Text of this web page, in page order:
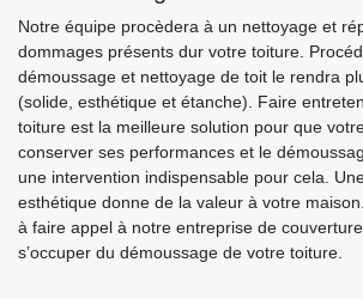
Notre équipe procèdera à un nettoyage et
dommages présents dur votre toiture.
démoussage et nettoyage de toit le rendra
(solide, esthétique et étanche). Faire
toiture est la meilleure solution pour que
conserver ses performances et le
une intervention indispensable pour cela.
esthétique donne de la valeur à votre
à faire appel à notre entreprise de
s’occuper du démoussage de votre toiture.